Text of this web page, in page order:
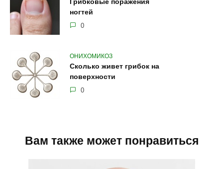
Грибковые поражения
ногтей
0
ОНИХОМИКОЗ
Сколько живет грибок на
поверхности
0
Вам также может понравиться